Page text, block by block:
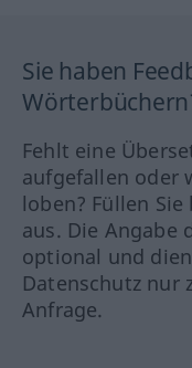
Sie haben
Fehlt eine
aufgefallen oder
loben? Füllen
aus. Die Angabe
optional und
Datenschutz nur
Anfrage.